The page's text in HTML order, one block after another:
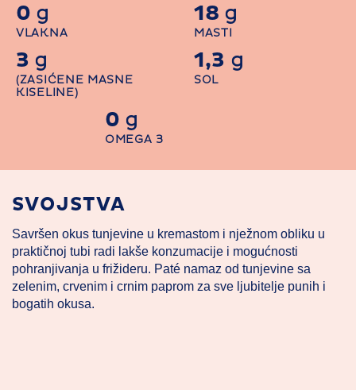
0 g
VLAKNA
18 g
MASTI
3 g
(ZASIĆENE MASNE
KISELINE)
1,3 g
SOL
0 g
OMEGA 3
SVOJSTVA
Savršen okus tunjevine u kremastom i nježnom obliku u
praktičnoj tubi radi lakše konzumacije i mogućnosti
pohranjivanja u frižideru. Paté namaz od tunjevine sa
zelenim, crvenim i crnim paprom za sve ljubitelje punih i
bogatih okusa.